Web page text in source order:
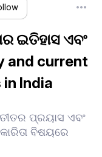
ଇତିହାସ ଏବଂ
and current
India
ପ୍ରୟାସ ଏବଂ
ବିଷୟରେ